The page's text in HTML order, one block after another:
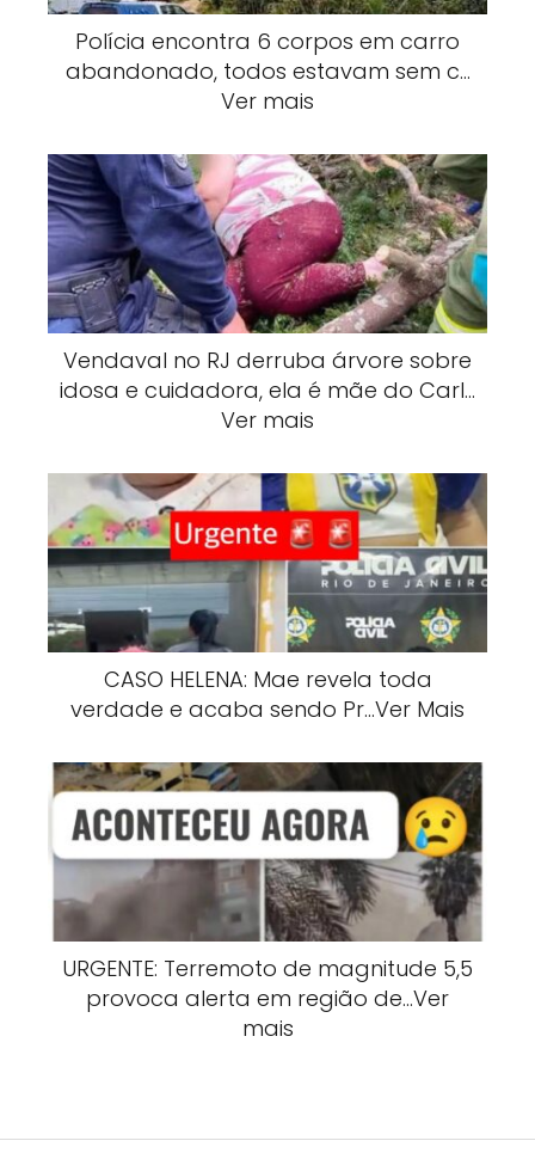
Polícia encontra 6 corpos em carro
abandonado, todos estavam sem c…
Ver mais
Vendaval no RJ derruba árvore sobre
idosa e cuidadora, ela é mãe do Carl…
Ver mais
CASO HELENA: Mae revela toda
verdade e acaba sendo Pr…Ver Mais
URGENTE: Terremoto de magnitude 5,5
provoca alerta em região de…Ver
mais